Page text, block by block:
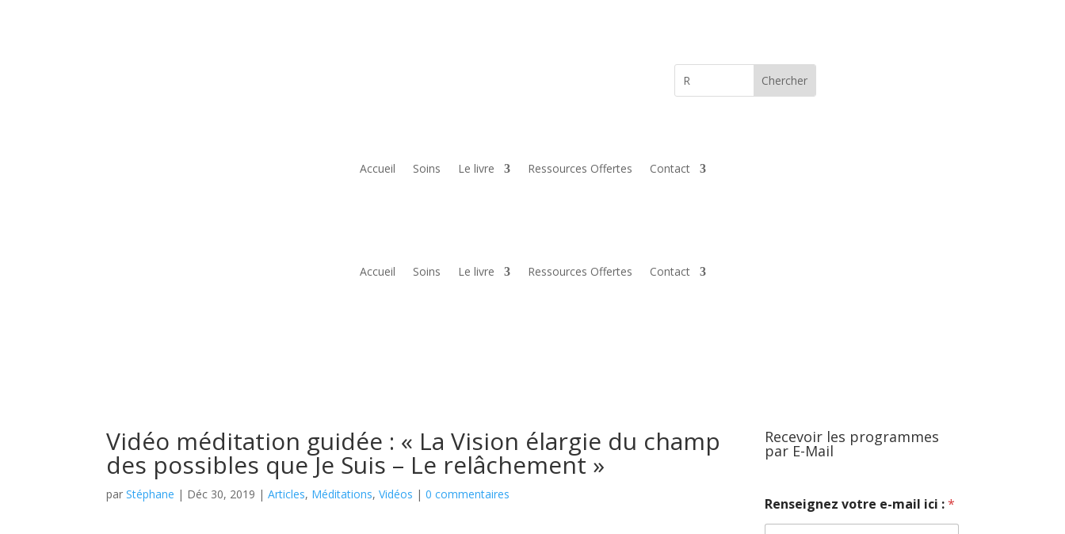
Accueil Soins Le livre Ressources Offertes Contact
Accueil Soins Le livre Ressources Offertes Contact
Vidéo méditation guidée : « La Vision élargie du champ
des possibles que Je Suis – Le relâchement »
parStéphane | Déc 30, 2019 |Articles, Méditations,Vidéos |0 commentaires
Recevoir les programmes
par E-Mail
Renseignez votre e-mail ici :*